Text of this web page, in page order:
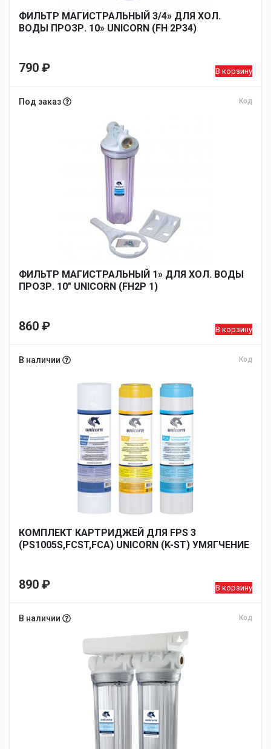
ФИЛЬТР МАГИСТРАЛЬНЫЙ 3/4» ДЛЯ ХОЛ.
ВОДЫ ПРОЗР. 10» UNICORN (FH 2P34)
790 ₽ В корзину
Под заказ Код
ФИЛЬТР МАГИСТРАЛЬНЫЙ 1» ДЛЯ ХОЛ. ВОДЫ
ПРОЗР. 10″ UNICORN (FH2P 1)
860 ₽ В корзину
В наличии Код
КОМПЛЕКТ КАРТРИДЖЕЙ ДЛЯ FPS 3
(PS1005S,FCST,FCA) UNICORN (K-ST) УМЯГЧЕНИЕ
890 ₽ В корзину
В наличии Код